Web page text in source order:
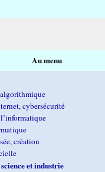
Au menu
cybersécurité
création
et industrie